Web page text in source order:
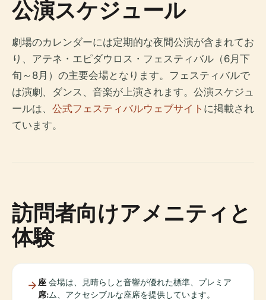
公演スケジュール
劇場のカレンダーには定期的な夜間公演が含まれてお
り、アテネ・エピダウロス・フェスティバル（6月下
旬～8月）の主要会場となります。フェスティバルで
は演劇、ダンス、音楽が上演されます。公演スケジュ
ールは、 公式フェスティバルウェブサイト に掲載され
ています。
訪問者向けアメニティと
体験
座
席:
会場は、見晴らしと音響が優れた標準、プレミア
ム、アクセシブルな座席を提供しています。